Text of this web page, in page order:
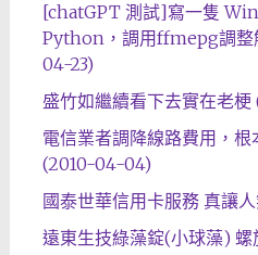
[chatGPT 測試]寫一隻
Python，調用ffmepg調整
04-23)
盛竹如繼續看下去實在老梗
電信業者調降線路費用，根
(2010-04-04)
國泰世華信用卡服務 真讓
遠東生技綠藻錠(小球藻)